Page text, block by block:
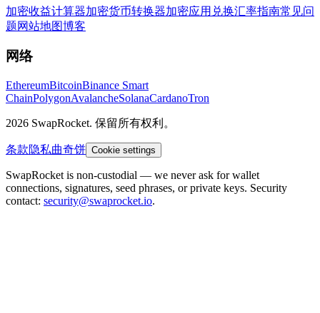
加密收益计算器加密货币转换器加密应用 兑换汇率指南常见问
题网站地图博客
网络
EthereumBitcoinBinance Smart
ChainPolygonAvalancheSolanaCardanoTron
2026 SwapRocket. 保留所有权利。
条款隐私曲奇饼 Cookie settings
SwapRocket is non-custodial — we never ask for wallet
connections, signatures, seed phrases, or private keys. Security
contact: security@swaprocket.io.